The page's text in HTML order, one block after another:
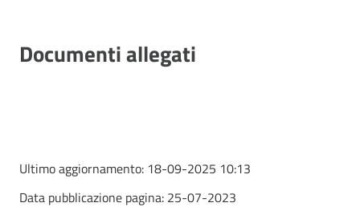
Documenti allegati
Ultimo aggiornamento: 18-09-2025 10:13
Data pubblicazione pagina: 25-07-2023